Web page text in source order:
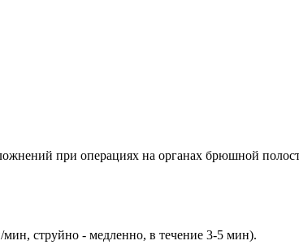
при операциях на органах брюшной
струйно - медленно, в течение 3-5 мин).